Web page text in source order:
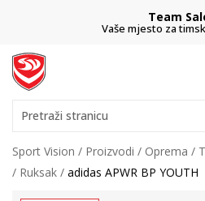
Team
Vaše mjesto za
Pretraži stranicu
Sport Vision Proizvodi Oprema
Ruksak
adidas APWR BP YOUTH